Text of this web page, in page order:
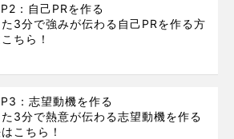
：自己PRを作る
3分で強みが伝わる自己PRを作る方
ちら！
：志望動機を作る
3分で熱意が伝わる志望動機を作る
こちら！